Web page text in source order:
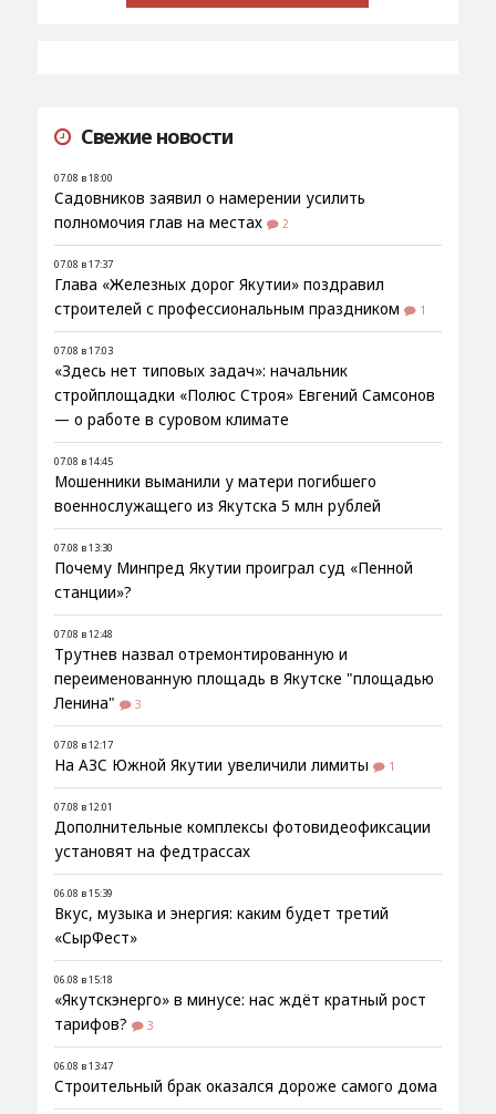
Свежие новости
07.08 в 18:00
Садовников заявил о намерении усилить
полномочия глав на местах
2
07.08 в 17:37
Глава «Железных дорог Якутии» поздравил
строителей с профессиональным праздником
1
07.08 в 17:03
«Здесь нет типовых задач»: начальник
стройплощадки «Полюс Строя» Евгений Самсонов
— о работе в суровом климате
07.08 в 14:45
Мошенники выманили у матери погибшего
военнослужащего из Якутска 5 млн рублей
07.08 в 13:30
Почему Минпред Якутии проиграл суд «Пенной
станции»?
07.08 в 12:48
Трутнев назвал отремонтированную и
переименованную площадь в Якутске "площадью
Ленина"
3
07.08 в 12:17
На АЗС Южной Якутии увеличили лимиты 1
07.08 в 12:01
Дополнительные комплексы фотовидеофиксации
установят на федтрассах
06.08 в 15:39
Вкус, музыка и энергия: каким будет третий
«СырФест»
06.08 в 15:18
«Якутскэнерго» в минусе: нас ждёт кратный рост
тарифов?
3
06.08 в 13:47
Строительный брак оказался дороже самого дома